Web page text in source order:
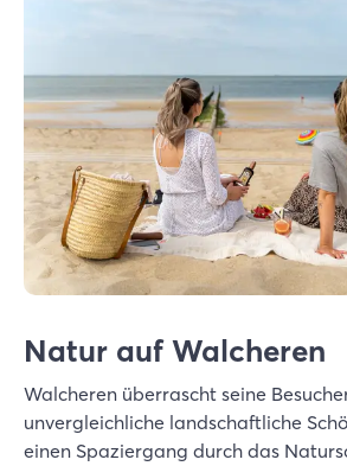
Natur auf Walcheren
Walcheren überrascht seine
unvergleichliche landschaftliche
einen Spaziergang durch das